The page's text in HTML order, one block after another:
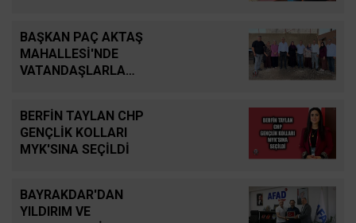
BAŞKAN PAÇ AKTAŞ
MAHALLESİ'NDE
VATANDAŞLARLA
BERFİN TAYLAN CHP
GENÇLİK KOLLARI
MYK'SINA SEÇİLDİ
BAYRAKDAR'DAN
YILDIRIM VE